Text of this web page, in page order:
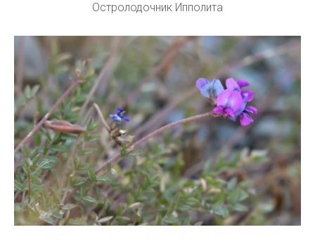
Остролодочник Ипполита